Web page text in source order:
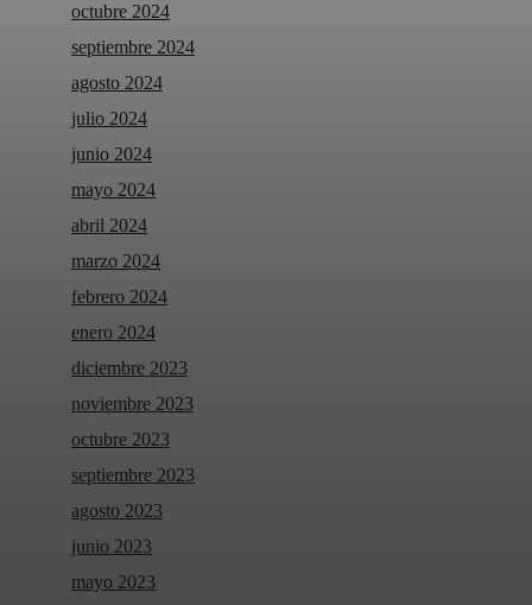
octubre 2024
septiembre 2024
agosto 2024
julio 2024
junio 2024
mayo 2024
abril 2024
marzo 2024
febrero 2024
enero 2024
diciembre 2023
noviembre 2023
octubre 2023
septiembre 2023
agosto 2023
junio 2023
mayo 2023